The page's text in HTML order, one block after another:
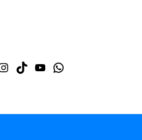
Instagram
TikTok Youtube